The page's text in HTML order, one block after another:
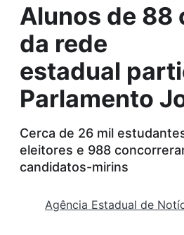
Alunos de 88
da rede
estadual
Parlamento
Cerca de 26 mil
eleitores e 988
candidatos-mirins
Agência Estadual de